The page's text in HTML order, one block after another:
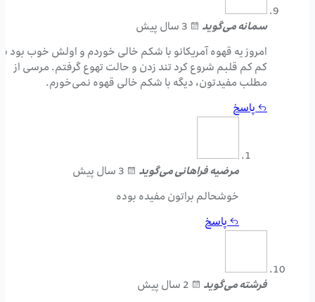
سمانهمی‌گوید
امروز یه قهوه آمریکانو با شکم خالی خوردم و اولش خوب بود
کم کم قلبم شروع کرد تند زدن و حالت تهوع گرفتم. مرسی از
مطلب مفیدتون، دیگه با شکم خالی قهوه نمی‌خورم.
پاسخ
مرضیه فراهانیمی‌گوید
خوشحالم براتون مفیده بوده
پاسخ
فرشتهمی‌گوید